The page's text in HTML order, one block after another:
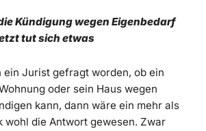
Kündigung wegen Eigenbedarf
tut sich etwas
ein Jurist gefragt worden, ob ein
oder sein Haus wegen
kann, dann wäre ein mehr als
wohl die Antwort gewesen. Zwar